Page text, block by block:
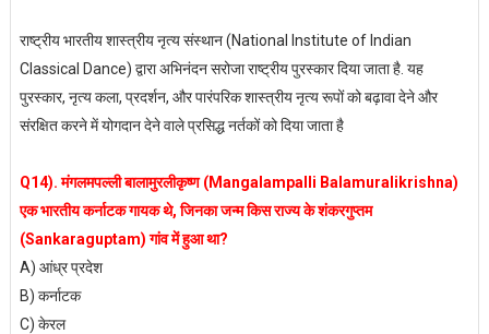
राष्ट्रीय भारतीय शास्त्रीय नृत्य संस्थान (National Institute of Indian
Classical Dance) द्वारा अभिनंदन सरोजा राष्ट्रीय पुरस्कार दिया जाता है. यह
पुरस्कार, नृत्य कला, प्रदर्शन, और पारंपरिक शास्त्रीय नृत्य रूपों को बढ़ावा देने और
संरक्षित करने में योगदान देने वाले प्रसिद्ध नर्तकों को दिया जाता है
Q14). मंगलमपल्ली बालामुरलीकृष्ण (Mangalampalli Balamuralikrishna)
एक भारतीय कर्नाटक गायक थे, जिनका जन्म किस राज्य के शंकरगुप्तम
(Sankaraguptam) गांव में हुआ था?
A) आंध्र प्रदेश
B) कर्नाटक
C) केरल